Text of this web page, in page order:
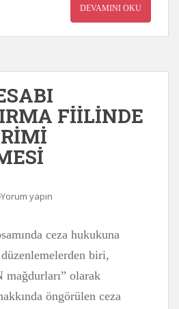
DEVAMINI OKU
FİİLİNDE
Yorum yapın
ceza hukukuna
biri,
olarak
öngörülen ceza